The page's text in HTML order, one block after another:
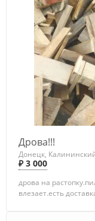
Дрова!!!
Донецк,
₽ 3 000
дрова на
влезает.есть